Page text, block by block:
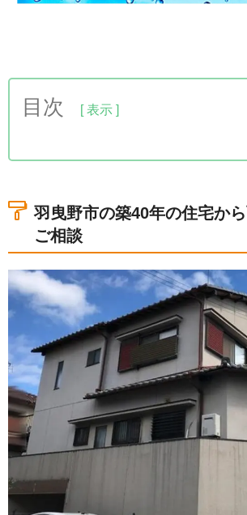
目次
1.羽曳野市の築40年の住宅から雨漏
3.外壁塗装工事のお見積もり内容と
4.その他の羽曳野市の雨漏り調査の
羽曳野市の築40年の住宅か
ご相談